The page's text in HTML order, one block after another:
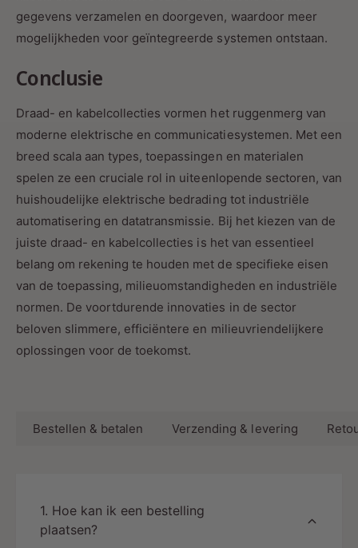
gegevens verzamelen en doorgeven, waardoor meer
mogelijkheden voor geïntegreerde systemen ontstaan.
Conclusie
Draad- en kabelcollecties vormen het ruggenmerg van
moderne elektrische en communicatiesystemen. Met een
breed scala aan types, toepassingen en materialen
spelen ze een cruciale rol in uiteenlopende sectoren, van
huishoudelijke elektrische bedrading tot industriële
automatisering en datatransmissie. Bij het kiezen van de
juiste draad- en kabelcollecties is het van essentieel
belang om rekening te houden met de specifieke eisen
van de toepassing, milieuomstandigheden en industriële
normen. De voortdurende innovaties in de sector
beloven slimmere, efficiëntere en milieuvriendelijkere
oplossingen voor de toekomst.
Bestellen & betalen Verzending & levering
1. Hoe kan ik een bestelling
plaatsen?